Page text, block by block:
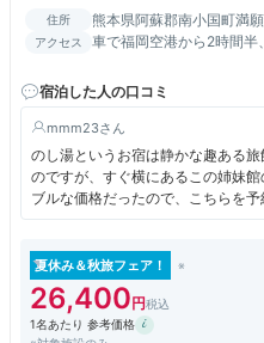
住所 熊本県阿蘇郡南小国町満
アクセス
車で福岡空港から2時間半
宿泊した人の口コミ
mmm23
のし湯というお宿は静かな趣ある
のですが、すぐ横にあるこの姉妹
ブルな価格だったので、こちらを
ＨＩＹＵの内湯だけでなく、本館
した。露天風呂も気持ちよかったで
夏休み＆秋旅フェア！
26,400
1名あたり 参考価格